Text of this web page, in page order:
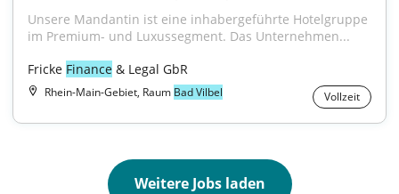
Unsere Mandantin ist eine inhabergeführte Hotelgruppe
im Premium- und Luxussegment. Das Unternehmen...
Fricke Finance & Legal GbR
Rhein-Main-Gebiet, Raum Bad Vilbel Vollzeit
Weitere Jobs laden